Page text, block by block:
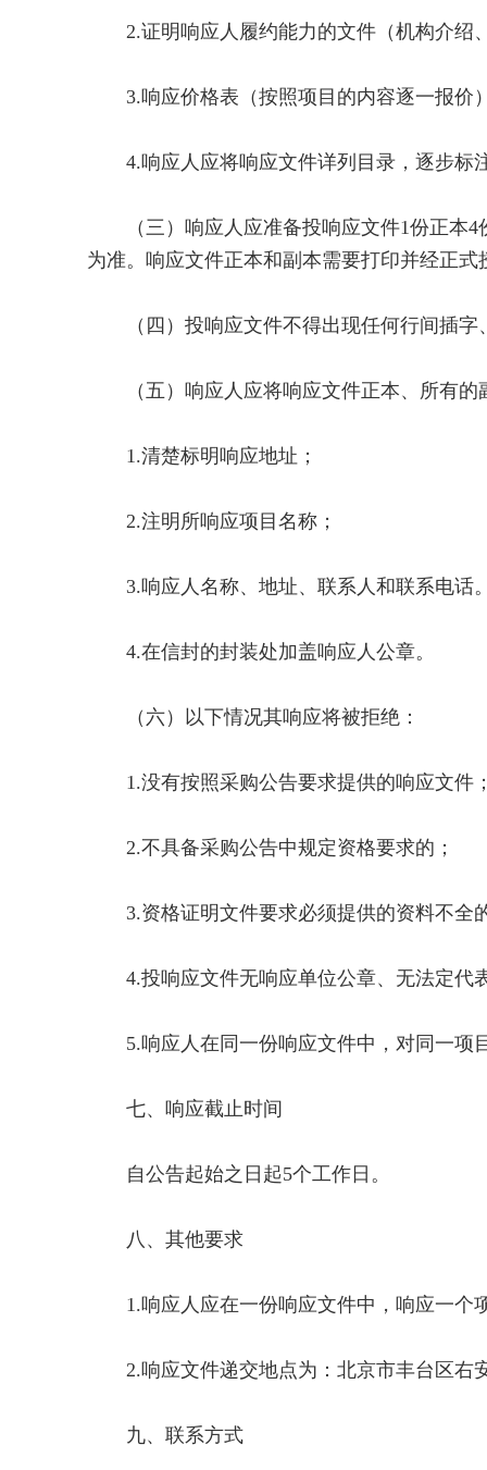
2.证明响应人履约能力的文件（机构介绍
3.响应价格表（按照项目的内容逐一报价
4.响应人应将响应文件详列目录，逐步标
（三）响应人应准备投响应文件1份正本4
为准。响应文件正本和副本需要打印并经正
（四）投响应文件不得出现任何行间插字
（五）响应人应将响应文件正本、所有的
1.清楚标明响应地址；
2.注明所响应项目名称；
3.响应人名称、地址、联系人和联系电话
4.在信封的封装处加盖响应人公章。
（六）以下情况其响应将被拒绝：
1.没有按照采购公告要求提供的响应文件
2.不具备采购公告中规定资格要求的；
3.资格证明文件要求必须提供的资料不全
4.投响应文件无响应单位公章、无法定代
5.响应人在同一份响应文件中，对同一项
七、响应截止时间
自公告起始之日起5个工作日。
八、其他要求
1.响应人应在一份响应文件中，响应一个
2.响应文件递交地点为：北京市丰台区右
九、联系方式